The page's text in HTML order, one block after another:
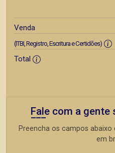
Venda
(ITBI, Registro, Escritura e Certidões)
Total
Fale com a gente
Preencha os campos
em